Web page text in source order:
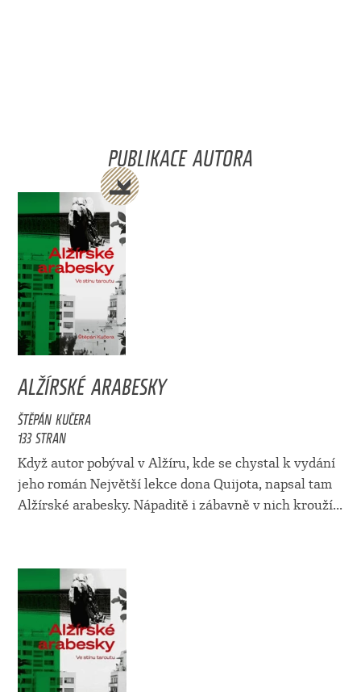
PUBLIKACE AUTORA
ALŽÍRSKÉ ARABESKY
ŠTĚPÁN KUČERA
133 STRAN
Když autor pobýval v Alžíru, kde se chystal k vydání
jeho román Největší lekce dona Quijota, napsal tam
Alžírské arabesky. Nápaditě i zábavně v nich krouží...